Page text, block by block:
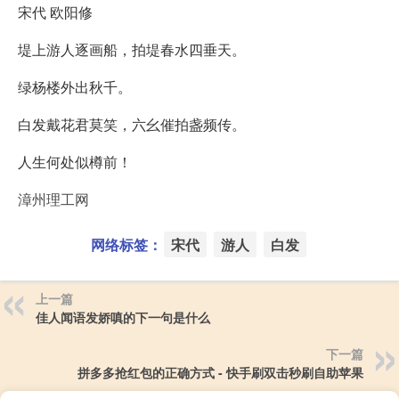
宋代 欧阳修
堤上游人逐画船，拍堤春水四垂天。
绿杨楼外出秋千。
白发戴花君莫笑，六幺催拍盏频传。
人生何处似樽前！
漳州理工网
网络标签： 宋代 游人 白发
上一篇
佳人闻语发娇嗔的下一句是什么
下一篇
拼多多抢红包的正确方式 - 快手刷双击秒刷自助苹果